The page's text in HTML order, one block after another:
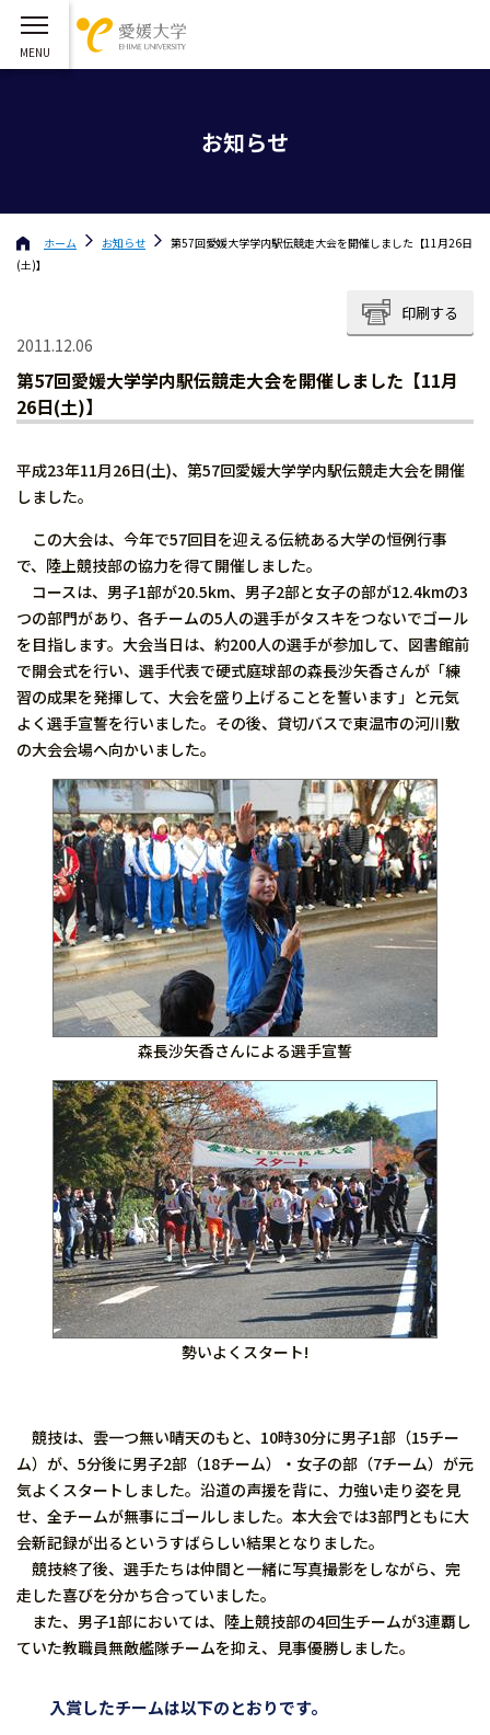
お知らせ
ホーム お知らせ
第57回愛媛大学学内駅伝競走大会を開催しました【11月26日
(土)】
印刷する
2011.12.06
第57回愛媛大学学内駅伝競走大会を開催しました【11月
26日(土)】
平成23年11月26日(土)、第57回愛媛大学学内駅伝競走大会を開催
しました。
この大会は、今年で57回目を迎える伝統ある大学の恒例行事
で、陸上競技部の協力を得て開催しました。
コースは、男子1部が20.5km、男子2部と女子の部が12.4kmの3
つの部門があり、各チームの5人の選手がタスキをつないでゴール
を目指します。大会当日は、約200人の選手が参加して、図書館前
で開会式を行い、選手代表で硬式庭球部の森長沙矢香さんが「練
習の成果を発揮して、大会を盛り上げることを誓います」と元気
よく選手宣誓を行いました。その後、貸切バスで東温市の河川敷
の大会会場へ向かいました。
森長沙矢香さんによる選手宣誓
勢いよくスタート!
競技は、雲一つ無い晴天のもと、10時30分に男子1部（15チー
ム）が、5分後に男子2部（18チーム）・女子の部（7チーム）が元
気よくスタートしました。沿道の声援を背に、力強い走り姿を見
せ、全チームが無事にゴールしました。本大会では3部門ともに大
会新記録が出るというすばらしい結果となりました。
競技終了後、選手たちは仲間と一緒に写真撮影をしながら、完
走した喜びを分かち合っていました。
また、男子1部においては、陸上競技部の4回生チームが3連覇し
ていた教職員無敵艦隊チームを抑え、見事優勝しました。
入賞したチームは以下のとおりです。